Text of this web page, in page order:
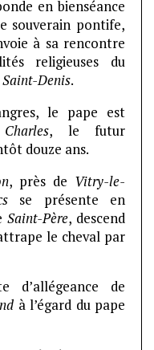
en bienséance
souverain pontife,
à sa rencontre
religieuses du
Saint-Denis.
le pape est
Charles, le futur
douze ans.
, près de Vitry-le-
se présente en
Saint-Père, descend
le cheval par
de
à l’égard du pape